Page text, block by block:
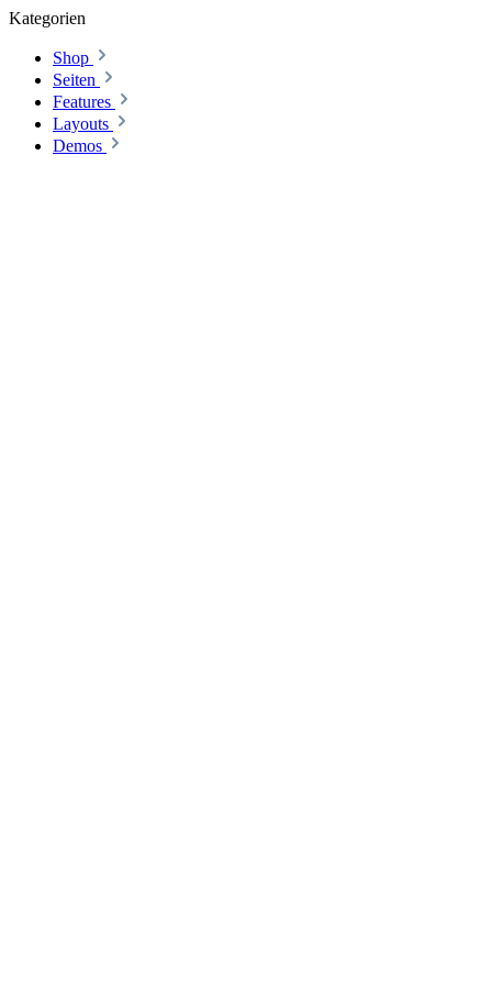
Kategorien
Shop
Seiten
Features
Layouts
Demos